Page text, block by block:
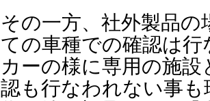
その一方、社外製品
ての車種での確認は
カーの様に専用の施
認も行なわれない事